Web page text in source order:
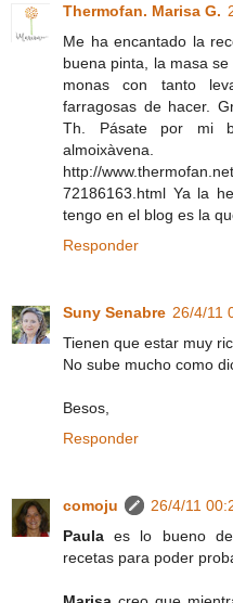
Thermofan. Marisa G.
Me ha encantado la
buena pinta, la masa
monas con tanto
farragosas de hacer.
Th. Pásate por mi
almoixàvena.
http://
72186163.html Ya la
tengo en el blog es la
Responder
Suny Senabre 26/4/11
Tienen que estar muy
No sube mucho como
Besos,
Responder
comoju
26/4/11
Paula es lo bueno
recetas para poder